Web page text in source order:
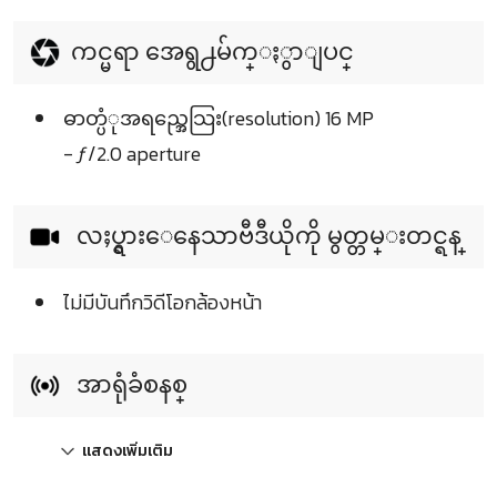
ကင္မရာ အေရွ႕မ်က္ႏွာျပင္
ဓာတ္ပံုအရည္အေသြး(resolution) 16 MP
- ƒ/2.0 aperture
လႈပ္ရွားေနေသာဗီဒီယိုကို မွတ္တမ္းတင္ရန္
ไม่มีบันทึกวิดีโอกล้องหน้า
အာရုံခံစနစ္
แสดงเพิ่มเติม